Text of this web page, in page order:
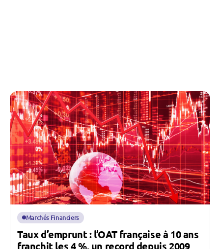
Marchés Financiers
Taux d’emprunt : l’OAT française à 10 ans
franchit les 4 %, un record depuis 2009